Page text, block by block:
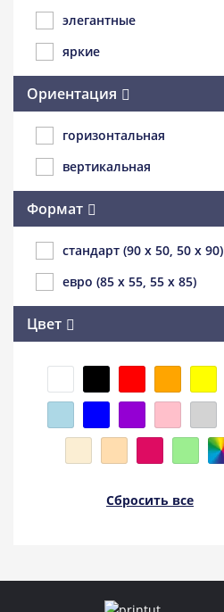
элегантные
яркие
Ориентация
горизонтальная
вертикальная
Формат
стандарт (90 x 50, 50 x 90)
евро (85 x 55, 55 x 85)
Цвет
Сбросить все